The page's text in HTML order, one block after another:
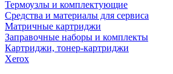
Термоузлы и комплектующие
Средства и материалы для сервиса
Матричные картриджи
Заправочные наборы и комплекты
Картриджи, тонер-картриджи
Xerox